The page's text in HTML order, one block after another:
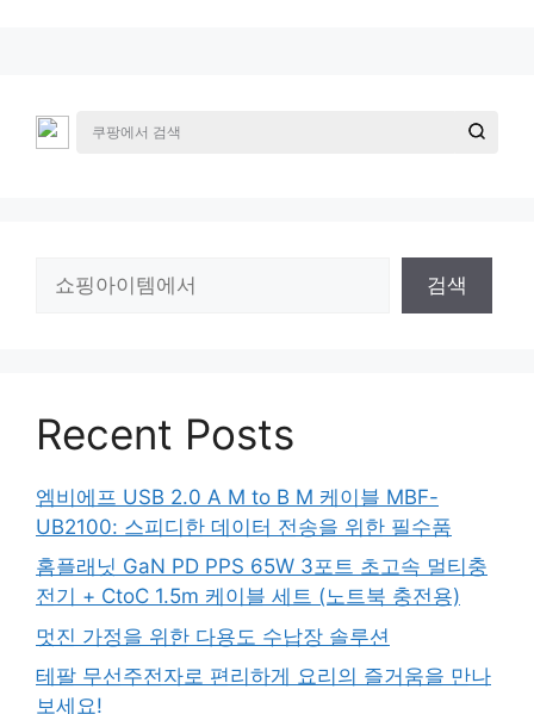
검색
Recent Posts
엠비에프 USB 2.0 A M to B M 케이블 MBF-
UB2100: 스피디한 데이터 전송을 위한 필수품
홈플래닛 GaN PD PPS 65W 3포트 초고속 멀티충
전기 + CtoC 1.5m 케이블 세트 (노트북 충전용)
멋진 가정을 위한 다용도 수납장 솔루션
테팔 무선주전자로 편리하게 요리의 즐거움을 만나
보세요!